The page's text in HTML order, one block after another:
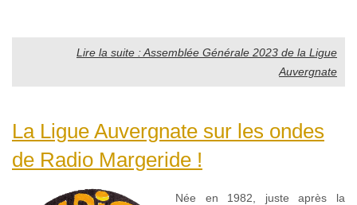
Lire la suite : Assemblée Générale 2023 de la Ligue
Auvergnate
La Ligue Auvergnate sur les ondes
de Radio Margeride !
Née en 1982, juste après la